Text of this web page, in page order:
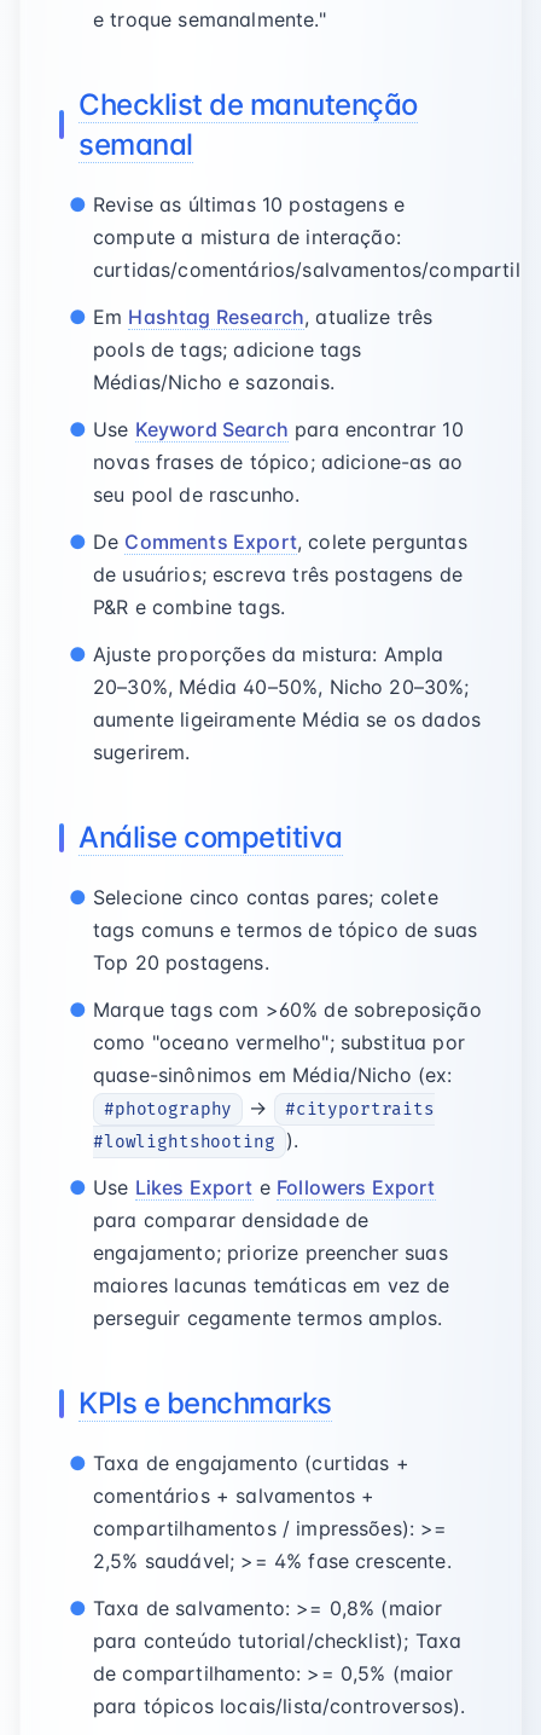
e troque semanalmente."
Checklist de manutenção
semanal
Revise as últimas 10 postagens e
compute a mistura de interação:
curtidas/comentários/salvamentos/
Em Hashtag Research, atualize três
pools de tags; adicione tags
Médias/Nicho e sazonais.
Use Keyword Search para encontrar 10
novas frases de tópico; adicione-as ao
seu pool de rascunho.
De Comments Export, colete perguntas
de usuários; escreva três postagens de
P&R e combine tags.
Ajuste proporções da mistura: Ampla
20–30%, Média 40–50%, Nicho 20–30%;
aumente ligeiramente Média se os dados
sugerirem.
Análise competitiva
Selecione cinco contas pares; colete
tags comuns e termos de tópico de suas
Top 20 postagens.
Marque tags com >60% de sobreposição
como "oceano vermelho"; substitua por
quase-sinônimos em Média/Nicho (ex:
#photography →
#cityportraits
#lowlightshooting
).
Use Likes Export e Followers Export
para comparar densidade de
engajamento; priorize preencher suas
maiores lacunas temáticas em vez de
perseguir cegamente termos amplos.
KPIs e benchmarks
Taxa de engajamento (curtidas +
comentários + salvamentos +
compartilhamentos / impressões): >=
2,5% saudável; >= 4% fase crescente.
Taxa de salvamento: >= 0,8% (maior
para conteúdo tutorial/checklist); Taxa
de compartilhamento: >= 0,5% (maior
para tópicos locais/lista/controversos).